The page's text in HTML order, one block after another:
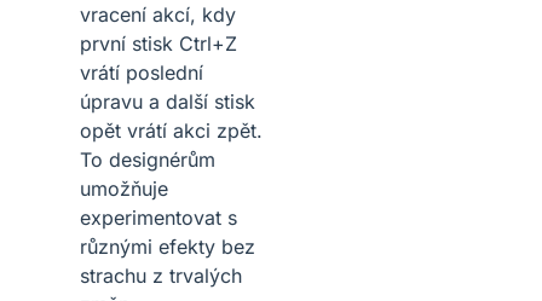
vracení akcí, kdy
první stisk Ctrl+Z
vrátí poslední
úpravu a další stisk
opět vrátí akci zpět.
To designérům
umožňuje
experimentovat s
různými efekty bez
strachu z trvalých